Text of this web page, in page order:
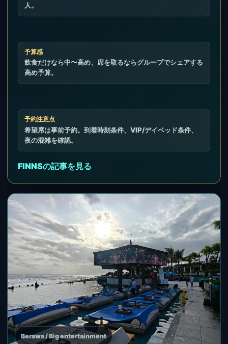
人。
予算感
飲食だけなら中〜高め、席を取るならグループでシェアする
高め予算。
予約注意点
希望席は事前予約。到着時刻条件、VIP/デイベッド条件、
夜の混雑を確認。
FINNSの記事を見る
Berawa / Big entertainment